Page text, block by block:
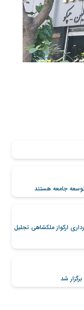
جامعه هستند
ارکواز ملکشاهی تجلیل
شد